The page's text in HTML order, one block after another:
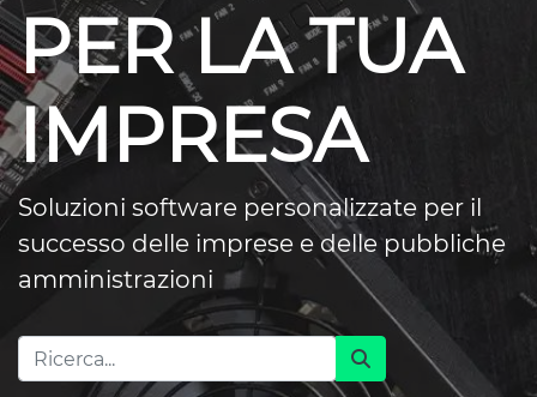
PER LA TUA
IMPRESA
Soluzioni software personalizzate per il
successo delle imprese e delle pubbliche
amministrazioni